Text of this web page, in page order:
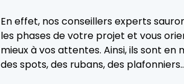
En effet, nos conseillers experts
les phases de votre projet et vous
mieux à vos attentes. Ainsi, ils sont en
des spots, des rubans, des